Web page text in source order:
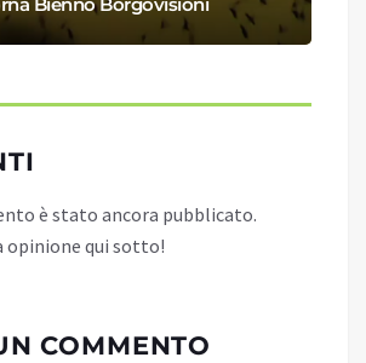
Bienno Borgovisioni
è stato ancora pubblicato.
opinione qui sotto!
COMMENTO